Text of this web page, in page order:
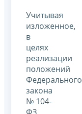
Учитывая
изложенное,
в
целях
реализации
положений
Федерального
закона
№ 104-